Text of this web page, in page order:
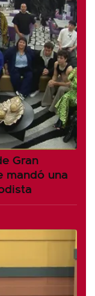
Gran
mandó una